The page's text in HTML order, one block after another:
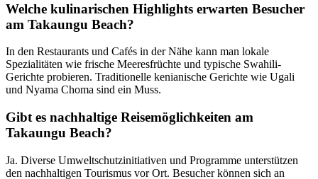
Welche kulinarischen Highlights erwarten Besucher
am Takaungu Beach?
In den Restaurants und Cafés in der Nähe kann man lokale
Spezialitäten wie frische Meeresfrüchte und typische Swahili-
Gerichte probieren. Traditionelle kenianische Gerichte wie Ugali
und Nyama Choma sind ein Muss.
Gibt es nachhaltige Reisemöglichkeiten am
Takaungu Beach?
Ja. Diverse Umweltschutzinitiativen und Programme unterstützen
den nachhaltigen Tourismus vor Ort. Besucher können sich an